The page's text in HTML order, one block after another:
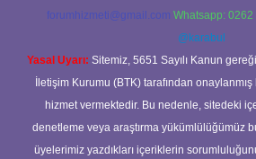
forumhizmeti@gmail.com Whatsapp: 0262
@karabul
Yasal Uyarı: Sitemiz, 5651 Sayılı Kanun
İletişim Kurumu (BTK) tarafından
hizmet vermektedir. Bu nedenle, sitedeki
denetleme veya araştırma yükümlülüğümüz
üyelerimiz yazdıkları içeriklerin